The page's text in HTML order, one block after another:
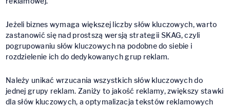
Jeżeli biznes wymaga większej liczby słów kluczowych, warto
zastanowić się nad prostszą wersją strategii SKAG, czyli
pogrupowaniu słów kluczowych na podobne do siebie i
rozdzielenie ich do dedykowanych grup reklam.
Należy unikać wrzucania wszystkich słów kluczowych do
jednej grupy reklam. Zaniży to jakość reklamy, zwiększy stawki
dla słów kluczowych, a optymalizacja tekstów reklamowych